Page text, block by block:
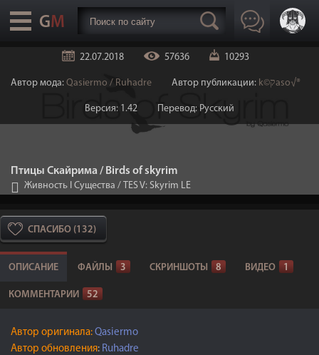
22.07.2018 57636 10293
Автор мода: Qasiermo / Ruhadre Автор публикации: k©קaso√®
Версия: 1.42 Перевод: Русский
Птицы Скайрима / Birds of skyrim
Живность I Существа / TES V: Skyrim LE
СПАСИБО (132)
ОПИСАНИЕ ФАЙЛЫ 3 СКРИНШОТЫ 8 ВИДЕО 1
КОММЕНТАРИИ 52
Автор оригинала: Qasiermo
Автор обновления: Ruhadre